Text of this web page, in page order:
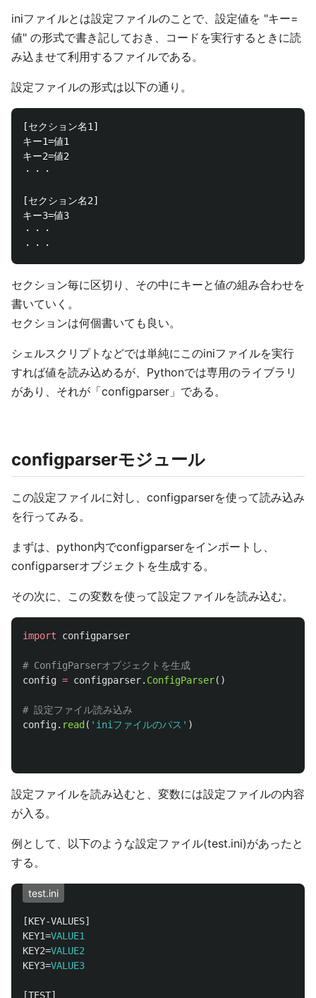
iniファイルとは設定ファイルのことで、設定値を "キー=
値" の形式で書き記しておき、コードを実行するときに読
み込ませて利用するファイルである。
設定ファイルの形式は以下の通り。
[セクション名1]
キー1=値1
キー2=値2
・・・
[セクション名2]
キー3=値3
・・・
セクション毎に区切り、その中にキーと値の組み合わせを
書いていく。
セクションは何個書いても良い。
シェルスクリプトなどでは単純にこのiniファイルを実行
すれば値を読み込めるが、Pythonでは専用のライブラリ
があり、それが「configparser」である。
configparserモジュール
この設定ファイルに対し、configparserを使って読み込み
を行ってみる。
まずは、python内でconfigparserをインポートし、
configparserオブジェクトを生成する。
その次に、この変数を使って設定ファイルを読み込む。
import configparser
config = configparser. ConfigParser()
config. read ( ' iniファイルのパス ' )
設定ファイルを読み込むと、変数には設定ファイルの内容
が入る。
例として、以下のような設定ファイル(test.ini)があったと
する。
test.ini
[KEY-VALUES]
KEY1=VALUE1
KEY2=VALUE2
KEY3=VALUE3
[TEST]